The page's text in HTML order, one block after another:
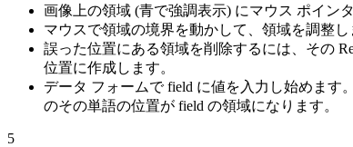
画像上の領域 (青で強調表示) にマウス ポイン
マウスで領域の境界を動かして、領域を調整し
誤った位置にある領域を削除するには、その
位置に作成します。
データ フォームで field に値を入力し始めま
のその単語の位置が field の領域になります。
5